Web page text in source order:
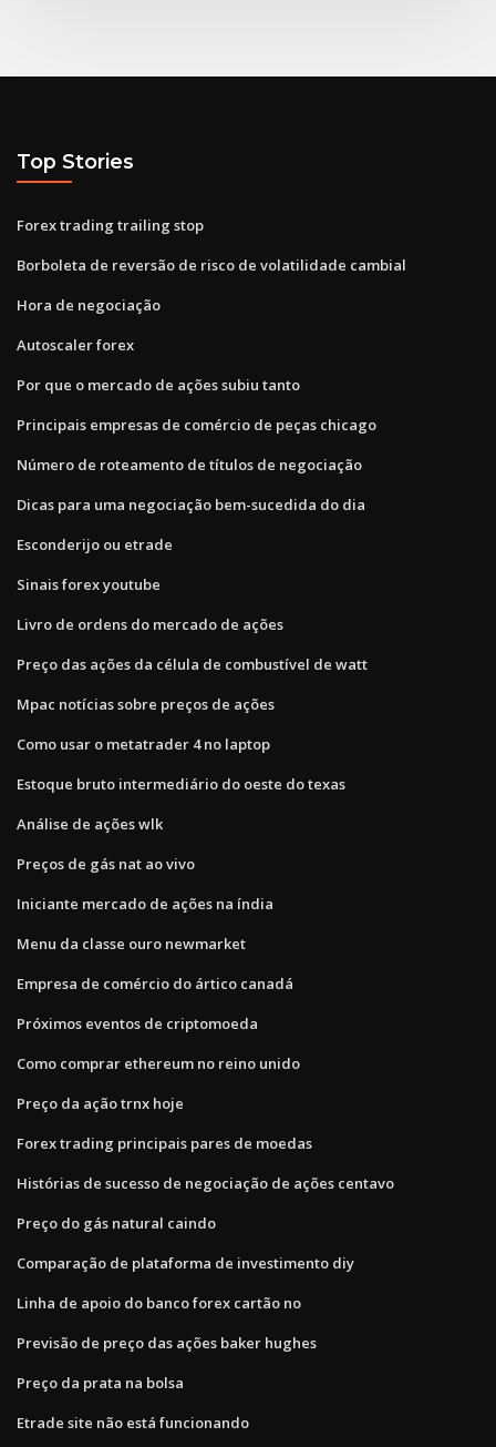
Top Stories
Forex trading trailing stop
Borboleta de reversão de risco de volatilidade cambial
Hora de negociação
Autoscaler forex
Por que o mercado de ações subiu tanto
Principais empresas de comércio de peças chicago
Número de roteamento de títulos de negociação
Dicas para uma negociação bem-sucedida do dia
Esconderijo ou etrade
Sinais forex youtube
Livro de ordens do mercado de ações
Preço das ações da célula de combustível de watt
Mpac notícias sobre preços de ações
Como usar o metatrader 4 no laptop
Estoque bruto intermediário do oeste do texas
Análise de ações wlk
Preços de gás nat ao vivo
Iniciante mercado de ações na índia
Menu da classe ouro newmarket
Empresa de comércio do ártico canadá
Próximos eventos de criptomoeda
Como comprar ethereum no reino unido
Preço da ação trnx hoje
Forex trading principais pares de moedas
Histórias de sucesso de negociação de ações centavo
Preço do gás natural caindo
Comparação de plataforma de investimento diy
Linha de apoio do banco forex cartão no
Previsão de preço das ações baker hughes
Preço da prata na bolsa
Etrade site não está funcionando